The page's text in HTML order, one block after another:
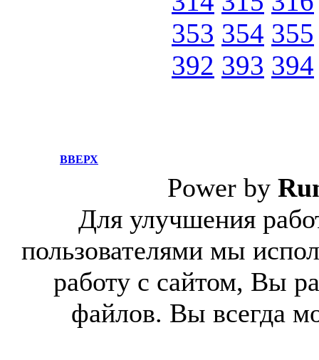
353 354 355
392 393 394
ВВЕРХ
Power by
Для улучшения
пользователями мы
работу с сайтом, Вы
файлов. Вы всегда